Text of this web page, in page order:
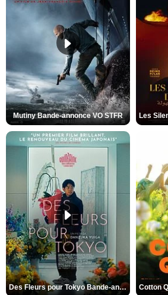
Mutiny Bande-annonce VO STFR
Des Fleurs pour Tokyo Bande-annonce VO STFR